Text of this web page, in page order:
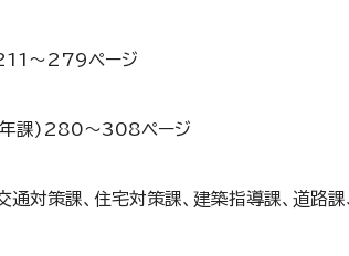
～279ページ
年課)280～308ページ
対策課、住宅対策課、建築指導課、道路課